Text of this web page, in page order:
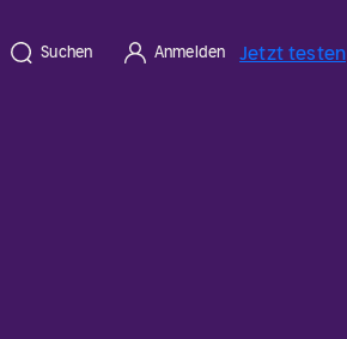
Suchen Anmelden Jetzt testen